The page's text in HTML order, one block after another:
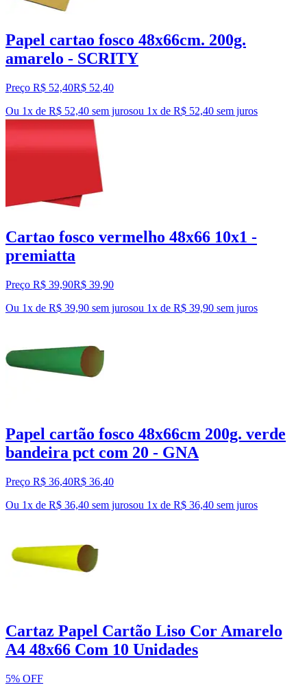
Papel cartao fosco 48x66cm. 200g.
amarelo - SCRITY
Preço R$ 52,40R$ 52,40
Ou 1x de R$ 52,40 sem jurosou 1x de R$ 52,40 sem juros
Cartao fosco vermelho 48x66 10x1 -
premiatta
Preço R$ 39,90R$ 39,90
Ou 1x de R$ 39,90 sem jurosou 1x de R$ 39,90 sem juros
Papel cartão fosco 48x66cm 200g. verde
bandeira pct com 20 - GNA
Preço R$ 36,40R$ 36,40
Ou 1x de R$ 36,40 sem jurosou 1x de R$ 36,40 sem juros
Cartaz Papel Cartão Liso Cor Amarelo
A4 48x66 Com 10 Unidades
5% OFF